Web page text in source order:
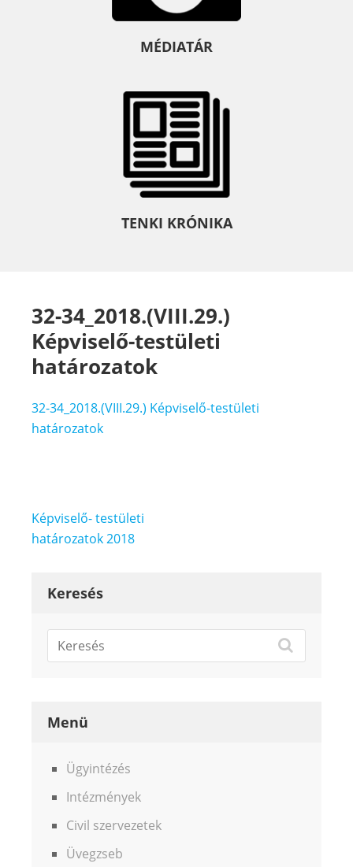
MÉDIATÁR
TENKI KRÓNIKA
32-34_2018.(VIII.29.)
Képviselő-testületi
határozatok
32-34_2018.(VIII.29.) Képviselő-testületi
határozatok
Bejegyzés
navigáció
Képviselő- testületi
határozatok 2018
Keresés
Menü
Ügyintézés
Intézmények
Civil szervezetek
Üvegzseb